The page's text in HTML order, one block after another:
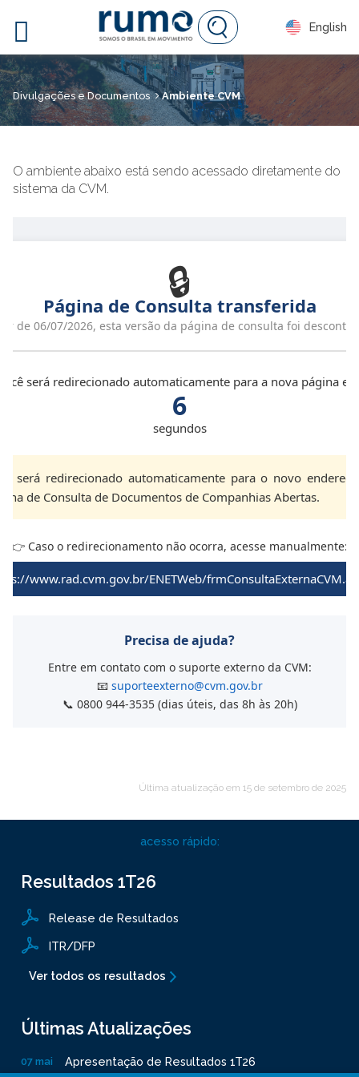
English

Divulgações e Documentos Ambiente CVM
O ambiente abaixo está sendo acessado diretamente do
sistema da CVM.
Última atualização em 15 de setembro de 2025
acesso rápido:
Resultados 1T26
Release de Resultados
ITR/DFP
Ver todos os resultados
Últimas Atualizações
07 mai
Apresentação de Resultados 1T26